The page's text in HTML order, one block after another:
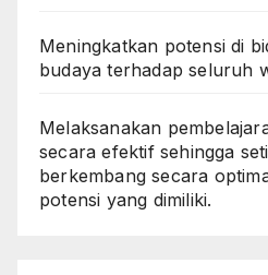
Meningkatkan potensi di
budaya terhadap seluruh
Melaksanakan
secara efektif sehingga
berkembang secara
potensi yang dimiliki.